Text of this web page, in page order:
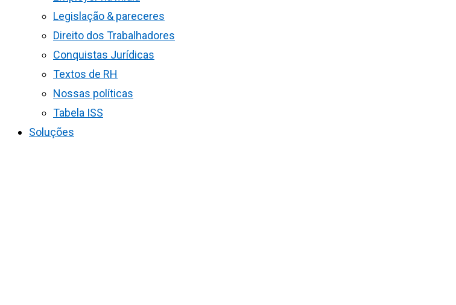
Legislação & pareceres
Direito dos Trabalhadores
Conquistas Jurídicas
Textos de RH
Nossas políticas
Tabela ISS
Soluções